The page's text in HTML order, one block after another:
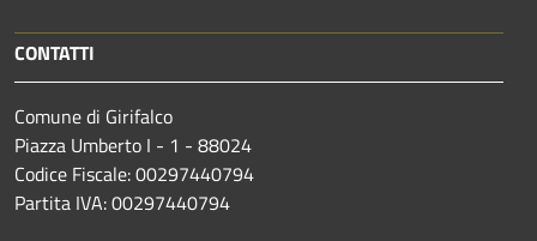
CONTATTI
Comune di Girifalco
Piazza Umberto I - 1 - 88024
Codice Fiscale: 00297440794
Partita IVA: 00297440794